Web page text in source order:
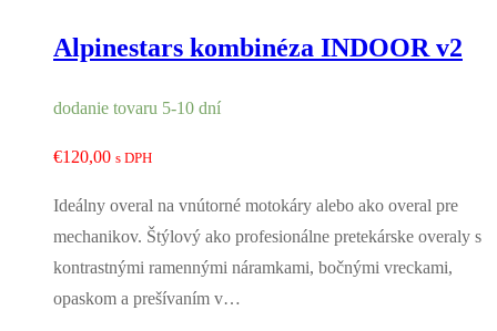
Alpinestars kombinéza INDOOR v2
dodanie tovaru 5-10 dní
€120,00 s DPH
Ideálny overal na vnútorné motokáry alebo ako overal pre
mechanikov. Štýlový ako profesionálne pretekárske overaly s
kontrastnými ramennými náramkami, bočnými vreckami,
opaskom a prešívaním v…